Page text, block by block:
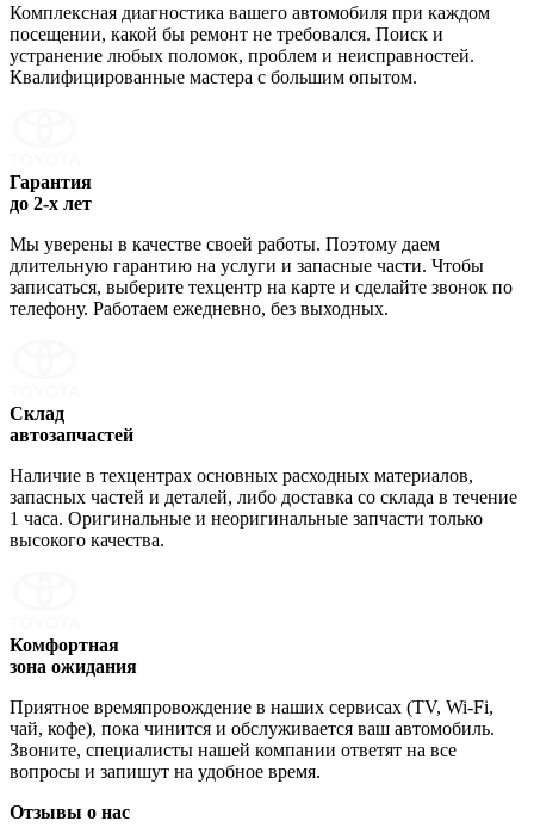
Комплексная диагностика вашего автомобиля при каждом
посещении, какой бы ремонт не требовался. Поиск и
устранение любых поломок, проблем и неисправностей.
Квалифицированные мастера с большим опытом.
Гарантия
до 2-х лет
Мы уверены в качестве своей работы. Поэтому даем
длительную гарантию на услуги и запасные части. Чтобы
записаться, выберите техцентр на карте и сделайте звонок по
телефону. Работаем ежедневно, без выходных.
Склад
автозапчастей
Наличие в техцентрах основных расходных материалов,
запасных частей и деталей, либо доставка со склада в течение
1 часа. Оригинальные и неоригинальные запчасти только
высокого качества.
Комфортная
зона ожидания
Приятное времяпровождение в наших сервисах (TV, Wi-Fi,
чай, кофе), пока чинится и обслуживается ваш автомобиль.
Звоните, специалисты нашей компании ответят на все
вопросы и запишут на удобное время.
Отзывы о нас